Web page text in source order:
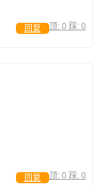
顶: 0 踩: 0
回复
顶: 0 踩: 0
回复